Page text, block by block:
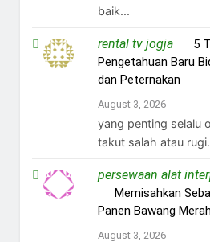
baik...
rental tv jogjaon 5
Pengetahuan Baru
dan Peternakan
August 3, 2026
yang penting selalu
takut salah atau
persewaan alat
Memisahkan
Panen Bawang Merah
August 3, 2026